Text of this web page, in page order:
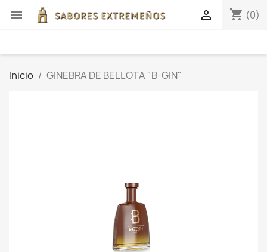
 shopping_cart (0)

Inicio GINEBRA DE BELLOTA "B-GIN"